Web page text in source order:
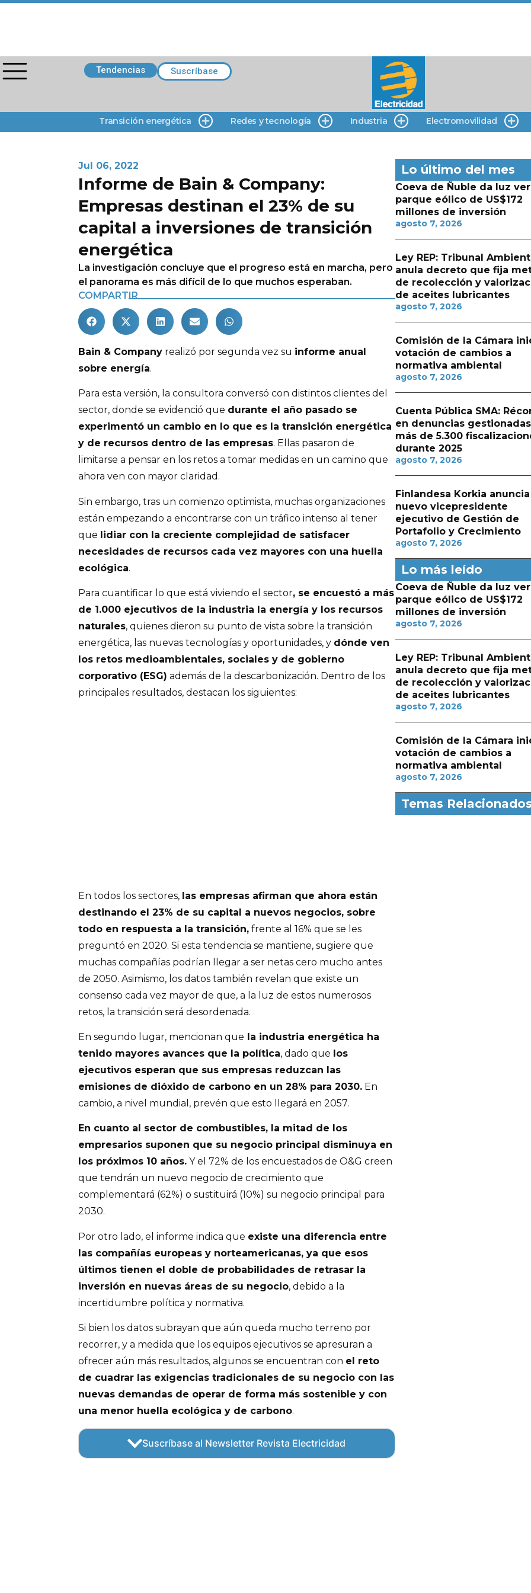
Tendencias Suscríbase
Transición energética Redes y tecnología Industria Electromovilidad
Jul 06, 2022
Informe de Bain & Company:
Empresas destinan el 23% de su
capital a inversiones de transición
energética
La investigación concluye que el progreso está en marcha, pero
el panorama es más difícil de lo que muchos esperaban.
COMPARTIR
Bain & Company realizó por segunda vez su informe anual
sobre energía.
Para esta versión, la consultora conversó con distintos clientes del
sector, donde se evidenció que durante el año pasado se
experimentó un cambio en lo que es la transición energética
y de recursos dentro de las empresas. Ellas pasaron de
limitarse a pensar en los retos a tomar medidas en un camino que
ahora ven con mayor claridad.
Sin embargo, tras un comienzo optimista, muchas organizaciones
están empezando a encontrarse con un tráfico intenso al tener
que lidiar con la creciente complejidad de satisfacer
necesidades de recursos cada vez mayores con una huella
ecológica.
Para cuantificar lo que está viviendo el sector, se encuestó a más
de 1.000 ejecutivos de la industria la energía y los recursos
naturales, quienes dieron su punto de vista sobre la transición
energética, las nuevas tecnologías y oportunidades, y dónde ven
los retos medioambientales, sociales y de gobierno
corporativo (ESG) además de la descarbonización. Dentro de los
principales resultados, destacan los siguientes:
En todos los sectores, las empresas afirman que ahora están
destinando el 23% de su capital a nuevos negocios, sobre
todo en respuesta a la transición, frente al 16% que se les
preguntó en 2020. Si esta tendencia se mantiene, sugiere que
muchas compañías podrían llegar a ser netas cero mucho antes
de 2050. Asimismo, los datos también revelan que existe un
consenso cada vez mayor de que, a la luz de estos numerosos
retos, la transición será desordenada.
En segundo lugar, mencionan que la industria energética ha
tenido mayores avances que la política, dado que los
ejecutivos esperan que sus empresas reduzcan las
emisiones de dióxido de carbono en un 28% para 2030. En
cambio, a nivel mundial, prevén que esto llegará en 2057.
En cuanto al sector de combustibles, la mitad de los
empresarios suponen que su negocio principal disminuya en
los próximos 10 años. Y el 72% de los encuestados de O&G creen
que tendrán un nuevo negocio de crecimiento que
complementará (62%) o sustituirá (10%) su negocio principal para
2030.
Por otro lado, el informe indica que existe una diferencia entre
las compañías europeas y norteamericanas, ya que esos
últimos tienen el doble de probabilidades de retrasar la
inversión en nuevas áreas de su negocio, debido a la
incertidumbre política y normativa.
Si bien los datos subrayan que aún queda mucho terreno por
recorrer, y a medida que los equipos ejecutivos se apresuran a
ofrecer aún más resultados, algunos se encuentran con el reto
de cuadrar las exigencias tradicionales de su negocio con las
nuevas demandas de operar de forma más sostenible y con
una menor huella ecológica y de carbono.
Suscríbase al Newsletter Revista Electricidad
Lo último del mes
Coeva de Ñuble da luz
parque eólico de US$172
millones de inversión
agosto 7, 2026
Ley REP: Tribunal
anula decreto que fija
de recolección y
de aceites lubricantes
agosto 7, 2026
Comisión de la Cámara
votación de cambios a
normativa ambiental
agosto 7, 2026
Cuenta Pública SMA:
en denuncias
más de 5.300
durante 2025
agosto 7, 2026
Finlandesa Korkia anuncia
nuevo vicepresidente
ejecutivo de Gestión de
Portafolio y Crecimiento
agosto 7, 2026
Lo más leído
Coeva de Ñuble da luz
parque eólico de US$172
millones de inversión
agosto 7, 2026
Ley REP: Tribunal
anula decreto que fija
de recolección y
de aceites lubricantes
agosto 7, 2026
Comisión de la Cámara
votación de cambios a
normativa ambiental
agosto 7, 2026
Temas Relacionados